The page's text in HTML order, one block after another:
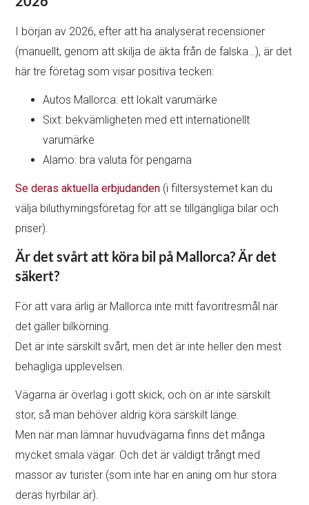
I början av 2026, efter att ha analyserat recensioner
(manuellt, genom att skilja de äkta från de falska…), är det
här tre företag som visar positiva tecken:
Autos Mallorca: ett lokalt varumärke
Sixt: bekvämligheten med ett internationellt
varumärke
Alamo: bra valuta för pengarna
Se deras aktuella erbjudanden (i filtersystemet kan du
välja biluthyrningsföretag för att se tillgängliga bilar och
priser).
Är det svårt att köra bil på Mallorca? Är det
säkert?
För att vara ärlig är Mallorca inte mitt favoritresmål när
det gäller bilkörning.
Det är inte särskilt svårt, men det är inte heller den mest
behagliga upplevelsen.
Vägarna är överlag i gott skick, och ön är inte särskilt
stor, så man behöver aldrig köra särskilt länge.
Men när man lämnar huvudvägarna finns det många
mycket smala vägar. Och det är väldigt trångt med
massor av turister (som inte har en aning om hur stora
deras hyrbilar är).